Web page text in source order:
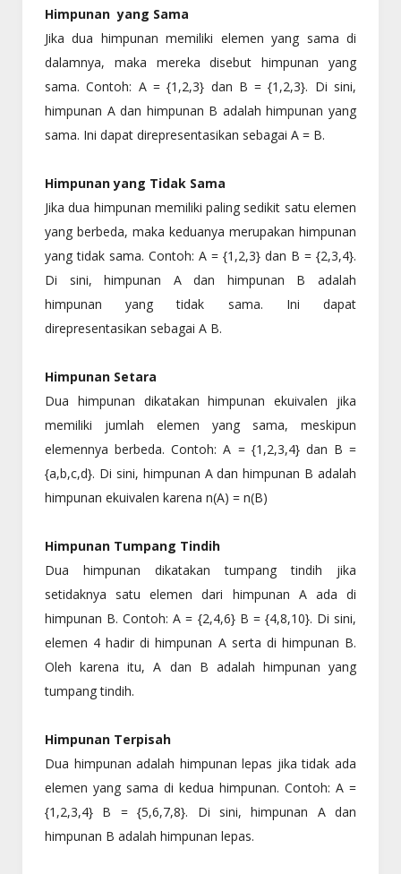
Himpunan yang Sama
Jika dua himpunan memiliki elemen yang sama di
dalamnya, maka mereka disebut himpunan yang
sama. Contoh: A = {1,2,3} dan B = {1,2,3}. Di sini,
himpunan A dan himpunan B adalah himpunan yang
sama. Ini dapat direpresentasikan sebagai A = B.
Himpunan yang Tidak Sama
Jika dua himpunan memiliki paling sedikit satu elemen
yang berbeda, maka keduanya merupakan himpunan
yang tidak sama. Contoh: A = {1,2,3} dan B = {2,3,4}.
Di sini, himpunan A dan himpunan B adalah
himpunan yang tidak sama. Ini dapat
direpresentasikan sebagai A B.
Himpunan Setara
Dua himpunan dikatakan himpunan ekuivalen jika
memiliki jumlah elemen yang sama, meskipun
elemennya berbeda. Contoh: A = {1,2,3,4} dan B =
{a,b,c,d}. Di sini, himpunan A dan himpunan B adalah
himpunan ekuivalen karena n(A) = n(B)
Himpunan Tumpang Tindih
Dua himpunan dikatakan tumpang tindih jika
setidaknya satu elemen dari himpunan A ada di
himpunan B. Contoh: A = {2,4,6} B = {4,8,10}. Di sini,
elemen 4 hadir di himpunan A serta di himpunan B.
Oleh karena itu, A dan B adalah himpunan yang
tumpang tindih.
Himpunan Terpisah
Dua himpunan adalah himpunan lepas jika tidak ada
elemen yang sama di kedua himpunan. Contoh: A =
{1,2,3,4} B = {5,6,7,8}. Di sini, himpunan A dan
himpunan B adalah himpunan lepas.